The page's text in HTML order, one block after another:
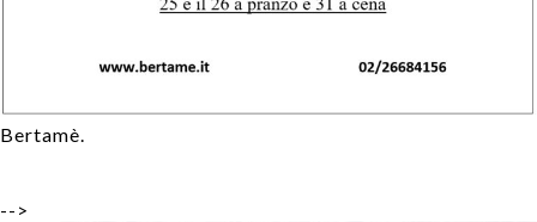
Bertamè.
-->